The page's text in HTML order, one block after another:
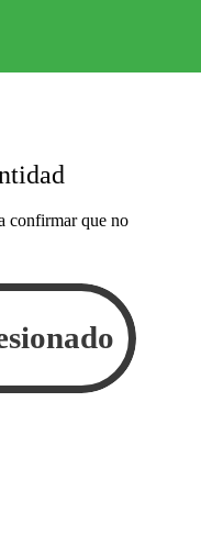
confirmar que no